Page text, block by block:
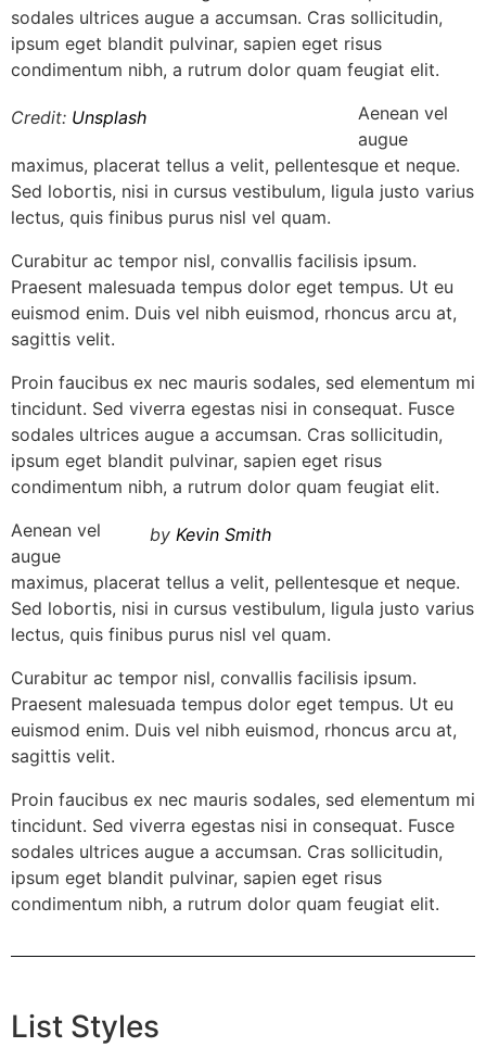
sodales ultrices augue a accumsan. Cras sollicitudin,
ipsum eget blandit pulvinar, sapien eget risus
condimentum nibh, a rutrum dolor quam feugiat elit.
Credit: Unsplash
Aenean vel
augue
maximus, placerat tellus a velit, pellentesque et neque.
Sed lobortis, nisi in cursus vestibulum, ligula justo varius
lectus, quis finibus purus nisl vel quam.
Curabitur ac tempor nisl, convallis facilisis ipsum.
Praesent malesuada tempus dolor eget tempus. Ut eu
euismod enim. Duis vel nibh euismod, rhoncus arcu at,
sagittis velit.
Proin faucibus ex nec mauris sodales, sed elementum mi
tincidunt. Sed viverra egestas nisi in consequat. Fusce
sodales ultrices augue a accumsan. Cras sollicitudin,
ipsum eget blandit pulvinar, sapien eget risus
condimentum nibh, a rutrum dolor quam feugiat elit.
by Kevin Smith
Aenean vel
augue
maximus, placerat tellus a velit, pellentesque et neque.
Sed lobortis, nisi in cursus vestibulum, ligula justo varius
lectus, quis finibus purus nisl vel quam.
Curabitur ac tempor nisl, convallis facilisis ipsum.
Praesent malesuada tempus dolor eget tempus. Ut eu
euismod enim. Duis vel nibh euismod, rhoncus arcu at,
sagittis velit.
Proin faucibus ex nec mauris sodales, sed elementum mi
tincidunt. Sed viverra egestas nisi in consequat. Fusce
sodales ultrices augue a accumsan. Cras sollicitudin,
ipsum eget blandit pulvinar, sapien eget risus
condimentum nibh, a rutrum dolor quam feugiat elit.
List Styles